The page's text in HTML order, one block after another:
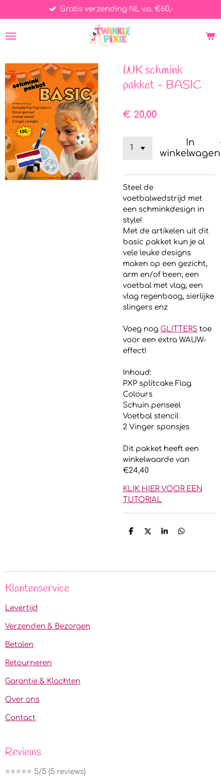
direct
naar
de
Gratis verzending NL v.a. €60,-
WK schmink
pakket - BASIC
€ 20,00
In
winkelwagen
Steel de
voetbalwedstrijd met
een schminkdesign in
style!
Met de artikelen uit dit
basic pakket kun je al
vele leuke designs
maken op een gezicht,
arm en/of been; een
voetbal met vlag, een
vlag regenboog, sierlijke
slingers enz
Voeg nog GLITTERS toe
voor een extra WAUW-
effect!
Inhoud:
PXP splitcake Flag
Colours
Schuin penseel
Voetbal stencil
2 Vinger sponsjes
Dit pakket heeft een
winkelwaarde van
€24,40
KLIK HIER VOOR EEN
TUTORIAL
D
D
S
D
Klantenservice
Levertijd
Verzenden & Bezorgen
Betalen
Retourneren
Garantie & Klachten
Over ons
Contact
Reviews
⭐️⭐️⭐️⭐️⭐️ 5/5 (5 reviews)